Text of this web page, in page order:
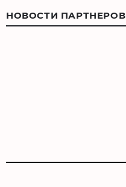
НОВОСТИ ПАРТНЕРОВ